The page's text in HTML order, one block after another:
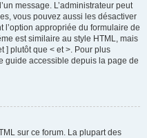
message. L’administrateur peut
vous pouvez aussi les désactiver
l’option appropriée du formulaire de
est similaire au style HTML, mais
] plutôt que < et >. Pour plus
guide accessible depuis la page de
sur ce forum. La plupart des